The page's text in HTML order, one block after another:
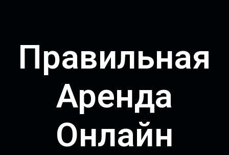
Правильная
Аренда
Онлайн